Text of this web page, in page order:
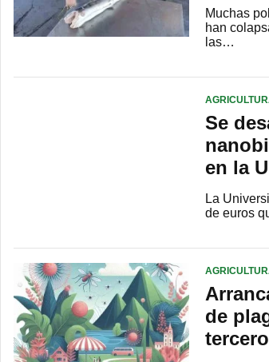
Muchas
han
las…
Se
en la
La
de euros
de